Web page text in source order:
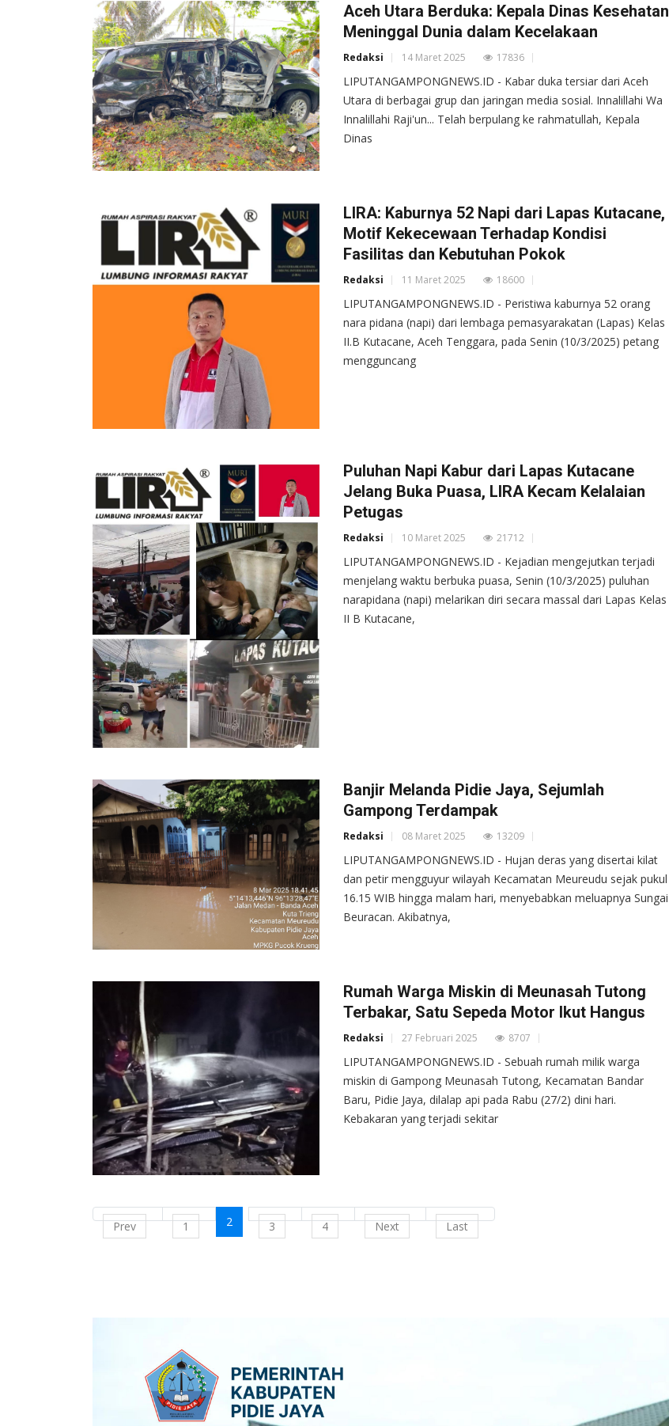
Aceh Utara Berduka: Kepala Dinas Kesehatan
Meninggal Dunia dalam Kecelakaan
Redaksi 14 Maret 2025 17836
LIPUTANGAMPONGNEWS.ID - Kabar duka tersiar dari Aceh
Utara di berbagai grup dan jaringan media sosial. Innalillahi Wa
Innalillahi Raji'un... Telah berpulang ke rahmatullah, Kepala
Dinas
LIRA: Kaburnya 52 Napi dari Lapas Kutacane,
Motif Kekecewaan Terhadap Kondisi
Fasilitas dan Kebutuhan Pokok
Redaksi 11 Maret 2025 18600
LIPUTANGAMPONGNEWS.ID - Peristiwa kaburnya 52 orang
nara pidana (napi) dari lembaga pemasyarakatan (Lapas) Kelas
II.B Kutacane, Aceh Tenggara, pada Senin (10/3/2025) petang
mengguncang
Puluhan Napi Kabur dari Lapas Kutacane
Jelang Buka Puasa, LIRA Kecam Kelalaian
Petugas
Redaksi 10 Maret 2025 21712
LIPUTANGAMPONGNEWS.ID - ​Kejadian mengejutkan terjadi
menjelang waktu berbuka puasa, Senin (10/3/2025) puluhan
narapidana (napi) melarikan diri secara massal dari Lapas Kelas
II B Kutacane,
Banjir Melanda Pidie Jaya, Sejumlah
Gampong Terdampak
Redaksi 08 Maret 2025 13209
LIPUTANGAMPONGNEWS.ID - Hujan deras yang disertai kilat
dan petir mengguyur wilayah Kecamatan Meureudu sejak pukul
16.15 WIB hingga malam hari, menyebabkan meluapnya Sungai
Beuracan. Akibatnya,
Rumah Warga Miskin di Meunasah Tutong
Terbakar, Satu Sepeda Motor Ikut Hangus
Redaksi 27 Februari 2025 8707
LIPUTANGAMPONGNEWS.ID - Sebuah rumah milik warga
miskin di Gampong Meunasah Tutong, Kecamatan Bandar
Baru, Pidie Jaya, dilalap api pada Rabu (27/2) dini hari.
Kebakaran yang terjadi sekitar
Prev 1 2 3 4 Next Last